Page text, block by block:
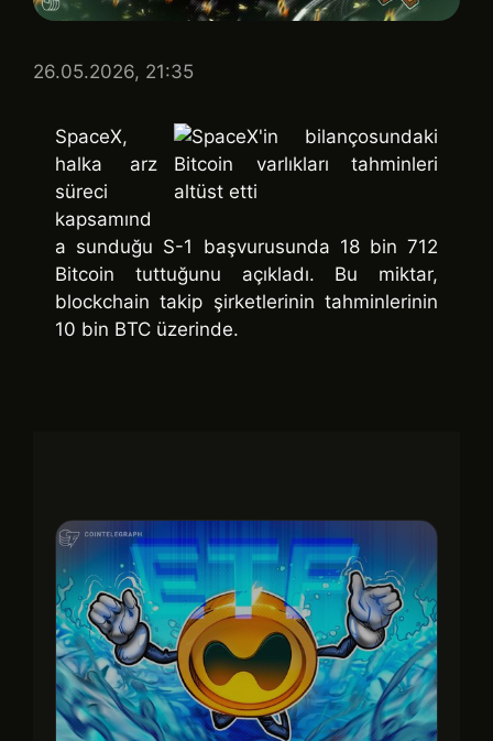
26.05.2026, 21:35
SpaceX,
halka arz
süreci
kapsamınd
a sunduğu S-1 başvurusunda 18 bin 712
Bitcoin tuttuğunu açıkladı. Bu miktar,
blockchain takip şirketlerinin tahminlerinin
10 bin BTC üzerinde.